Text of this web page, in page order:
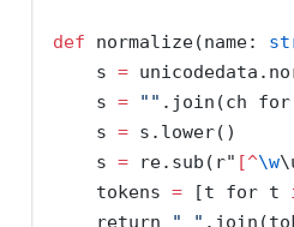
def normalize(name:
    s
=
    s
= "" .join(ch for
    s
= s.lower()
    s
= re.sub( r" [^\w
    tokens
= [t for t
return
" "